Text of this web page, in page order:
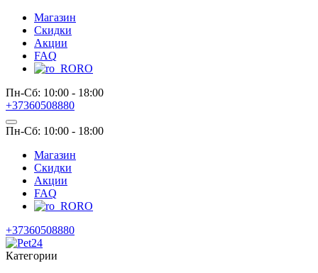
Магазин
Скидки
Акции
FAQ
RO
Пн-Сб: 10:00 - 18:00
+37360508880
Пн-Сб: 10:00 - 18:00
Магазин
Скидки
Акции
FAQ
RO
+37360508880
Категории